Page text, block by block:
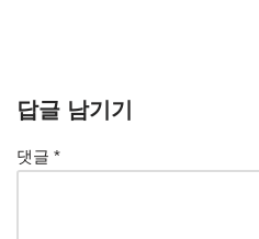
답글 남기기
댓글 *